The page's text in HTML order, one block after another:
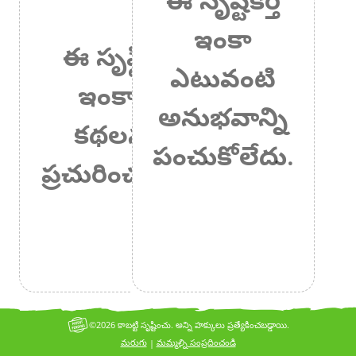
ఈ సృష్టికర్త
ఇంకా ఏ
కథలనూ
ప్రచురించలేదు.
ఇంకా
ఎటువంటి
అనుభవాన్ని
పంచుకోలేదు.
మరుగు| మమ్మల్ని సంప్రదించండి
©2026 కాబట్టి సృష్టించు. అన్ని హక్కులు ప్రత్యేకించబడ్డాయి.